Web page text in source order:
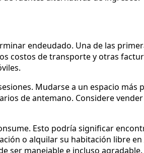
endeudado. Una de las
costos de transporte y otras
Mudarse a un espacio
de antemano. Considere
Esto podría significar
o alquilar su habitación libre
ser manejable e incluso agradable.